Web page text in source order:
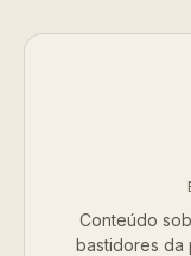
Conteúdo
bastidores